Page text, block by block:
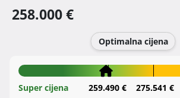
258.000 €
Optimalna cijena
Super cijena 259.490 € 275.541 €